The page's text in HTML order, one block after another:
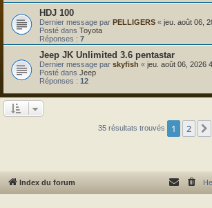
HDJ 100
Dernier message par PELLIGERS « jeu. août 06,
Posté dans Toyota
Réponses : 7
Jeep JK Unlimited 3.6 pentastar
Dernier message par skyfish « jeu. août 06, 2026
Posté dans Jeep
Réponses : 12
35 résultats trouvés 1 2
Index du forum